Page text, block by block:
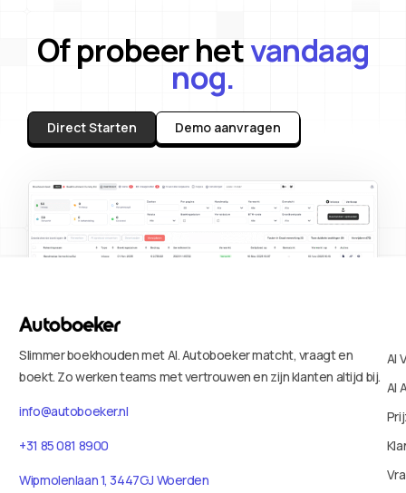
Of probeer hetvandaag
nog.
Direct Starten Demo aanvragen
Slimmer boekhouden met AI. Autoboeker matcht, vraagt en
boekt. Zo werken teams met vertrouwen en zijn klanten altijd bij.
info@autoboeker.nl
+31 85 081 8900
Wipmolenlaan 1, 3447GJ Woerden
AI
AI